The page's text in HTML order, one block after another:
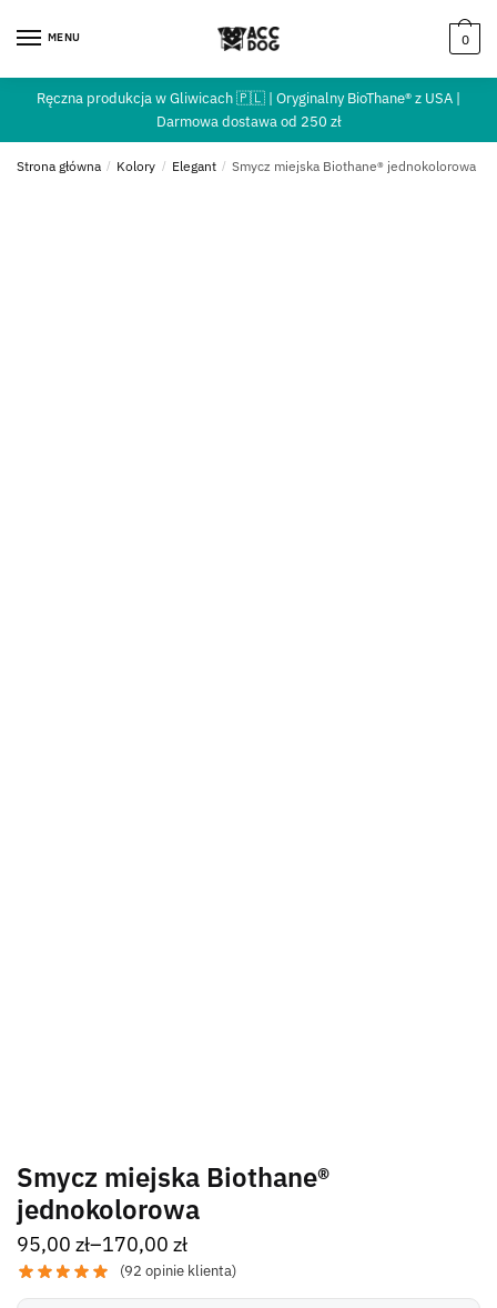
MENU 0
Ręczna produkcja w Gliwicach 🇵🇱 | Oryginalny BioThane® z USA |
Darmowa dostawa od 250 zł
Strona główna / Kolory / Elegant / Smycz miejska Biothane® jednokolorowa
Smycz miejska Biothane®
jednokolorowa
95,00 zł–170,00 zł
(92 opinie klienta)